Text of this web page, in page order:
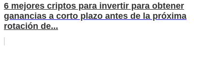
6 mejores criptos para invertir para obtener
ganancias a corto plazo antes de la próxima
rotación de...